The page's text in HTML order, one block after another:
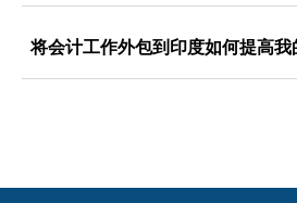
务，包括编制会计报告、簿记、税
将会计工作外包到印度如何提高我